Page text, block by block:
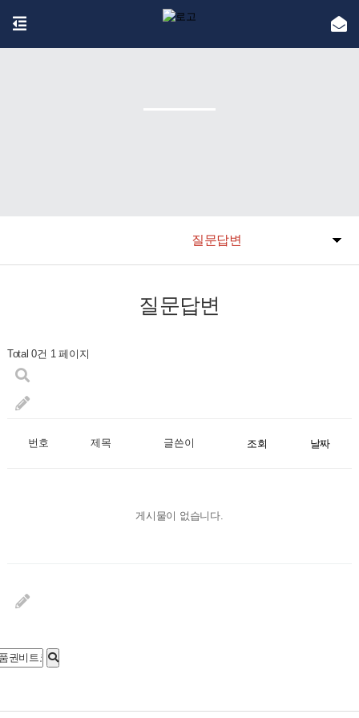
질문답변
질문답변
Total 0건 1 페이지
번호 제목 글쓴이 조회 날짜
게시물이 없습니다.